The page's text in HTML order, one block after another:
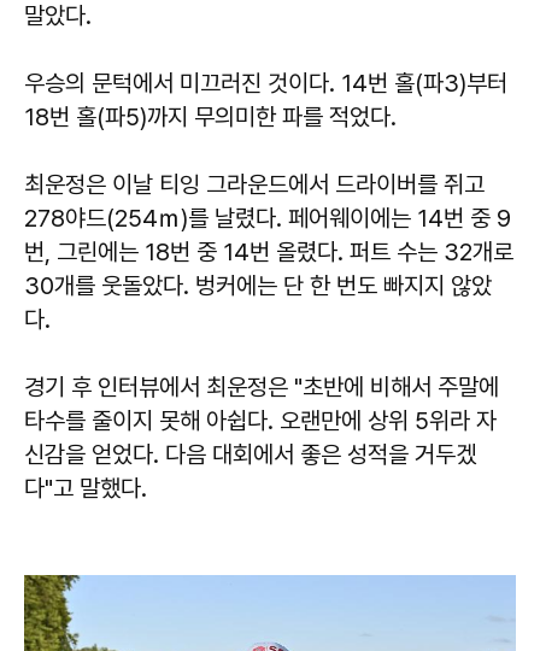
말았다.
우승의 문턱에서 미끄러진 것이다. 14번 홀(파3)부터
18번 홀(파5)까지 무의미한 파를 적었다.
최운정은 이날 티잉 그라운드에서 드라이버를 쥐고
278야드(254ｍ)를 날렸다. 페어웨이에는 14번 중 9
번, 그린에는 18번 중 14번 올렸다. 퍼트 수는 32개로
30개를 웃돌았다. 벙커에는 단 한 번도 빠지지 않았
다.
경기 후 인터뷰에서 최운정은 "초반에 비해서 주말에
타수를 줄이지 못해 아쉽다. 오랜만에 상위 5위라 자
신감을 얻었다. 다음 대회에서 좋은 성적을 거두겠
다"고 말했다.